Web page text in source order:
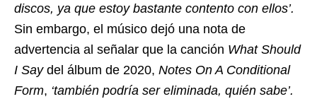
discos, ya que estoy bastante contento con ellos’.
Sin embargo, el músico dejó una nota de
advertencia al señalar que la canción What Should
I Saydel álbum de 2020, Notes On A Conditional
Form, ‘también podría ser eliminada, quién sabe’.